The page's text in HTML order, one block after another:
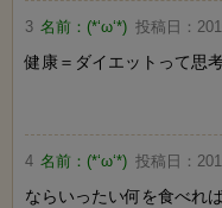
3 名前： (*‘ω‘*) 投稿日：
健康＝ダイエットって思
4 名前： (*‘ω‘*) 投稿日：
ならいったい何を食べれ